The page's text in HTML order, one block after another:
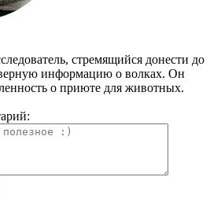
стремящийся донести до
информацию о волках. Он
о приюте для животных.